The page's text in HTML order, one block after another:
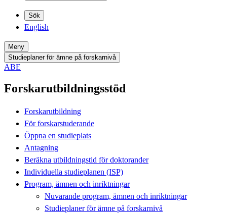
Sök
English
Meny
Studieplaner för ämne på forskarnivå
ABE
Forskarutbildningsstöd
Forskarutbildning
För forskarstuderande
Öppna en studieplats
Antagning
Beräkna utbildningstid för doktorander
Individuella studieplanen (ISP)
Program, ämnen och inriktningar
Nuvarande program, ämnen och inriktningar
Studieplaner för ämne på forskarnivå